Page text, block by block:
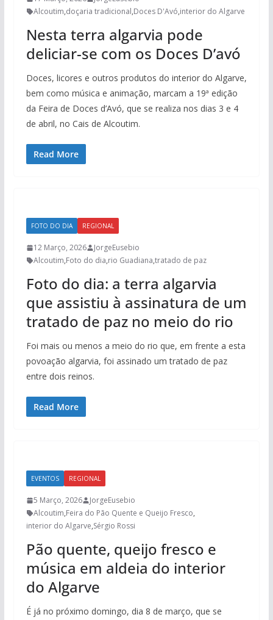
Alcoutim,doçaria tradicional,Doces D'Avó,interior do Algarve
Nesta terra algarvia pode
deliciar-se com os Doces D’avó
Doces, licores e outros produtos do interior do Algarve,
bem como música e animação, marcam a 19ª edição
da Feira de Doces d’Avó, que se realiza nos dias 3 e 4
de abril, no Cais de Alcoutim.
Read More
FOTO DO DIA REGIONAL
12 Março, 2026
JorgeEusebio
Alcoutim,Foto do dia,rio Guadiana,tratado de paz
Foto do dia: a terra algarvia
que assistiu à assinatura de um
tratado de paz no meio do rio
Foi mais ou menos a meio do rio que, em frente a esta
povoação algarvia, foi assinado um tratado de paz
entre dois reinos.
Read More
EVENTOS REGIONAL
5 Março, 2026
JorgeEusebio
Alcoutim,Feira do Pão Quente e Queijo Fresco,
interior do Algarve,Sérgio Rossi
Pão quente, queijo fresco e
música em aldeia do interior
do Algarve
É já no próximo domingo, dia 8 de março, que se